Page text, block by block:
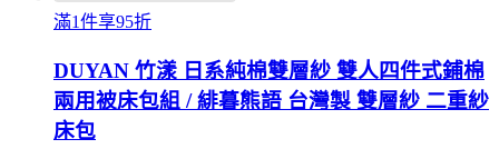
滿1件享95折
DUYAN 竹漾 日系純棉雙層紗 雙人四件式鋪棉
兩用被床包組 / 緋暮熊語 台灣製 雙層紗 二重紗
床包